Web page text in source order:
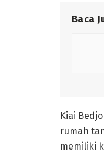
Baca
Kiai
rumah
memiliki